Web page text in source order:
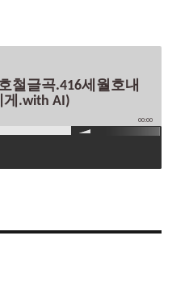
철글곡.416세월호내
게.with AI)
00:00